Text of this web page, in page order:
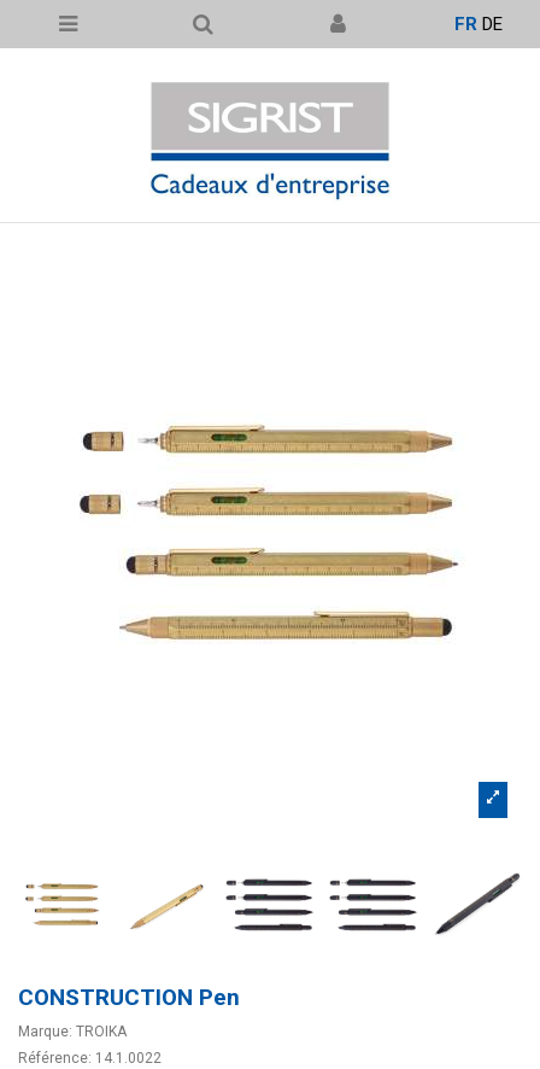
FR DE
CONSTRUCTION Pen
Marque: TROIKA
Référence: 14.1.0022